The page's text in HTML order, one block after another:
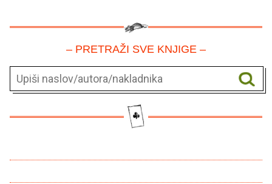
– PRETRAŽI SVE KNJIGE –